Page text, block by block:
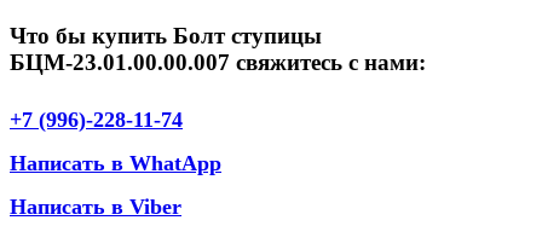
Что бы купить Болт ступицы
БЦМ-23.01.00.00.007 свяжитесь с нами:
+7 (996)-228-11-74
Написать в WhatApp
Написать в Viber